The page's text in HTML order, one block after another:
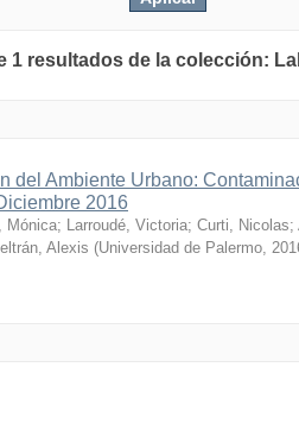
1 resultados de la colección:
del Ambiente Urbano:
2016
Mónica; Larroudé, Victoria; Curti, Nicolas;
Alexis (Universidad de Palermo,